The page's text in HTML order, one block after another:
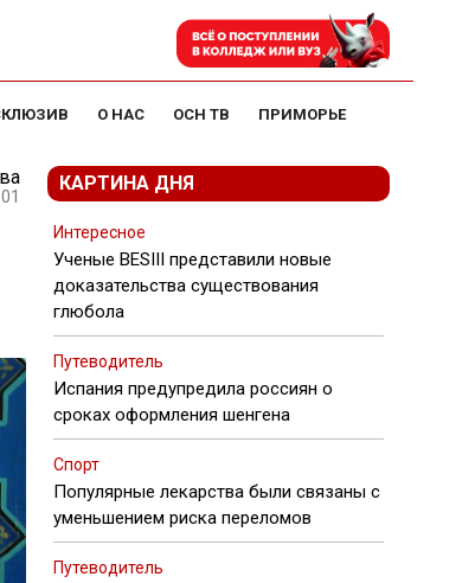
О НАС ОСН ТВ ПРИМОРЬЕ
КАРТИНА ДНЯ
Интересное
Ученые BESIII представили новые
доказательства существования
глюбола
Путеводитель
Испания предупредила россиян о
сроках оформления шенгена
Спорт
Популярные лекарства были связаны с
уменьшением риска переломов
Путеводитель